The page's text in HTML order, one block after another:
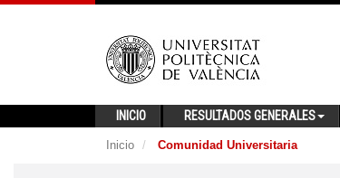
INICIO RESULTADOS GENERALES
Inicio Comunidad Universitaria